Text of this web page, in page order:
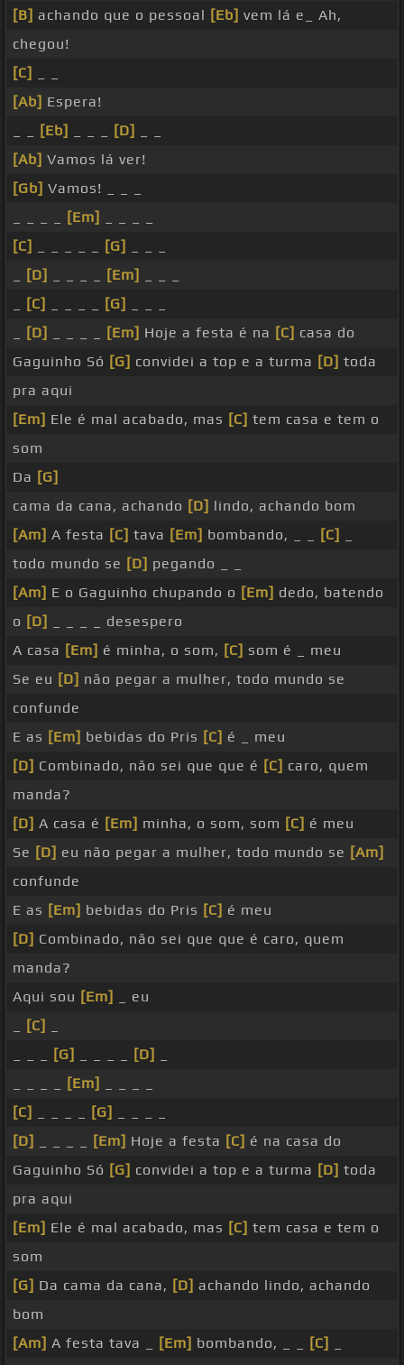
[B] achando que o pessoal [Eb] vem lá e_ Ah,
chegou!
[C]
[Ab] Espera!
[Eb] [D]
[Ab] Vamos lá ver!
[Gb] Vamos! _ _ _
[Em]
[C]
[G]
[D] [Em]
[C] [G]
[D] [Em] Hoje a festa é na [C] casa do
Gaguinho Só [G] convidei a top e a turma [D] toda
pra aqui
[Em] Ele é mal acabado, mas [C] tem casa e tem o
som
Da [G]
cama da cana, achando [D] lindo, achando bom
[Am] A festa [C] tava [Em] bombando, _ _ [C]
todo mundo se [D] pegando _ _
[Am] E o Gaguinho chupando o [Em] dedo, batendo
o [D]
_ _ _ _ desespero
A casa [Em] é minha, o som, [C] som é _ meu
Se eu [D] não pegar a mulher, todo mundo se
confunde
E as [Em] bebidas do Pris [C] é _ meu
[D] Combinado, não sei que que é [C] caro, quem
manda?
[D] A casa é [Em] minha, o som, som [C] é meu
Se [D] eu não pegar a mulher, todo mundo se [Am]
confunde
E as [Em] bebidas do Pris [C] é meu
[D] Combinado, não sei que que é caro, quem
manda?
Aqui sou [Em]
_ eu
[C]
[G] [D]
[Em]
[C]
[G]
[D]
[Em] Hoje a festa [C] é na casa do
Gaguinho Só [G] convidei a top e a turma [D] toda
pra aqui
[Em] Ele é mal acabado, mas [C] tem casa e tem o
som
[G] Da cama da cana, [D] achando lindo, achando
bom
[Am] A festa tava _ [Em] bombando, _ _ [C]